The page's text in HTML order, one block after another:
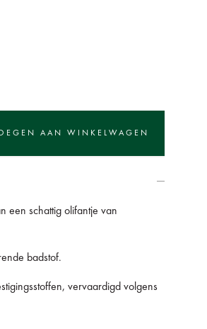
een schattig olifantje van
badstof.
vervaardigd volgens